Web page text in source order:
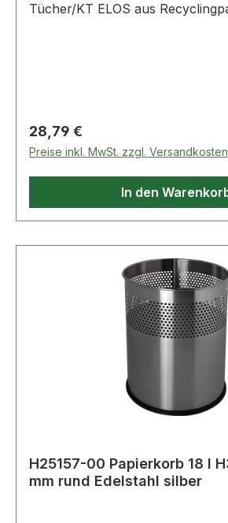
Tücher/KT ELOS aus
Regulärer Preis:
28,79 €
Preise inkl. MwSt. zzgl. Versandkosten
In den
H25157-00 Papierkorb 18 l
mm rund Edelstahl silber